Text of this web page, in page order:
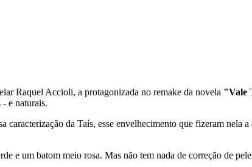
Raquel Accioli, a protagonizada no remake da novela "Vale
e naturais.
da Taís, esse envelhecimento que fizeram nela a
e um batom meio rosa. Mas não tem nada de correção de